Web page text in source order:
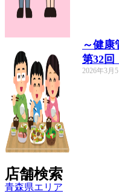
～健康
第32回
2026年3月5
店舗検索
青森県エリア